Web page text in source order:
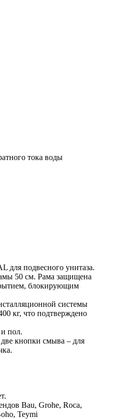
тока воды
для подвесного унитаза.
50 см. Рама защищена
блокирующим
системы
кг, что подтверждено
пол.
кнопки смыва – для
Bau, Grohe, Roca,
Teymi